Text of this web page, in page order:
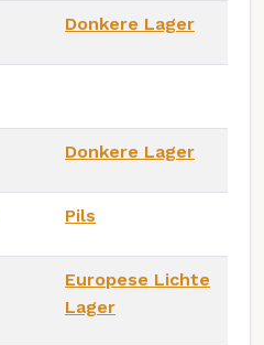
Donkere Lager
Donkere Lager
Pils
Europese Lichte
Lager